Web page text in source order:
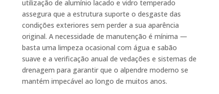
utilização de alumínio lacado e vidro temperado
assegura que a estrutura suporte o desgaste das
condições exteriores sem perder a sua aparência
original. A necessidade de manutenção é mínima —
basta uma limpeza ocasional com água e sabão
suave e a verificação anual de vedações e sistemas de
drenagem para garantir que o alpendre moderno se
mantém impecável ao longo de muitos anos.